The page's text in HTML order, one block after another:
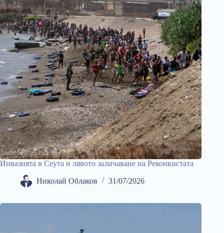
Инвазията в Сеута и лявото заличаване на Реконкистата
Николай Облаков 31/07/2026